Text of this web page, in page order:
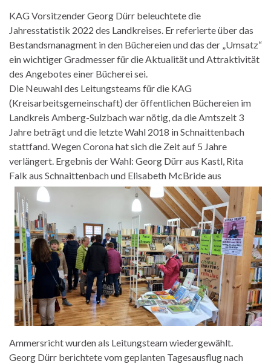
KAG Vorsitzender Georg Dürr beleuchtete die
Jahresstatistik 2022 des Landkreises. Er referierte über das
Bestandsmanagment in den Büchereien und das der „Umsatz“
ein wichtiger Gradmesser für die Aktualität und Attraktivität
des Angebotes einer Bücherei sei.
Die Neuwahl des Leitungsteams für die KAG
(Kreisarbeitsgemeinschaft) der öffentlichen Büchereien im
Landkreis Amberg-Sulzbach war nötig, da die Amtszeit 3
Jahre beträgt und die letzte Wahl 2018 in Schnaittenbach
stattfand. Wegen Corona hat sich die Zeit auf 5 Jahre
verlängert. Ergebnis der Wahl: Georg Dürr aus Kastl, Rita
Falk aus Schnaittenbach und Elisabeth McBride aus
Ammersricht wurden als Leitungsteam wiedergewählt.
Georg Dürr berichtete vom geplanten Tagesausflug nach